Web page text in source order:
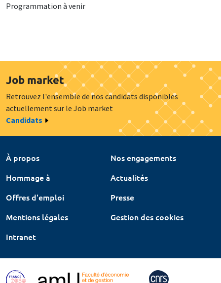
Programmation à venir
Job market
Retrouvez l'ensemble de nos candidats disponibles
actuellement sur le Job market
Candidats
À propos
Nos engagements
Hommage à
Actualités
Offres d'emploi
Presse
Mentions légales
Gestion des cookies
Intranet